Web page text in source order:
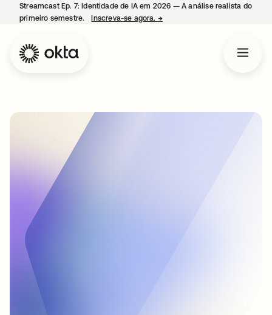
Streamcast Ep. 7: Identidade de IA em 2026 — A análise realista do
primeiro semestre.
Inscreva-se agora. →